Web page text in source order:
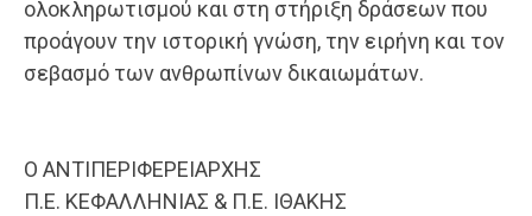
ολοκληρωτισμού και στη στήριξη δράσεων που
προάγουν την ιστορική γνώση, την ειρήνη και τον
σεβασμό των ανθρωπίνων δικαιωμάτων.
Ο ΑΝΤΙΠΕΡΙΦΕΡΕΙΑΡΧΗΣ
Π.Ε. ΚΕΦΑΛΛΗΝΙΑΣ & Π.Ε. ΙΘΑΚΗΣ